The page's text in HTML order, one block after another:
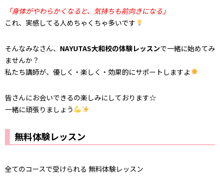
「身体がやわらかくなると、気持ちも前向きになる」
これ、実感してる人めちゃくちゃ多いです
そんなみなさん、 NAYUTAS大和校の体験レッスンで一緒に始めてみ
ませんか？
私たち講師が、優しく・楽しく・効果的にサポートしますよ
皆さんにお会いできるの楽しみにしております☆
一緒に頑張りましょう
無料体験レッスン
全てのコースで受けられる 無料体験レッスン